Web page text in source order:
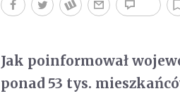
Jak poinformował
ponad 53 tys.